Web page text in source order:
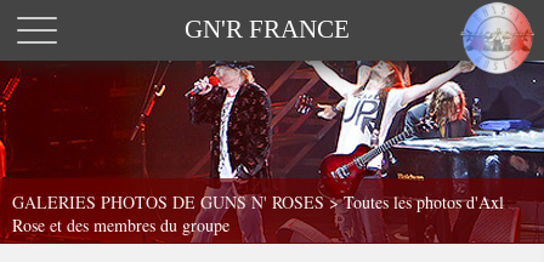
GN'R FRANCE
GALERIES PHOTOS DE GUNS N' ROSES >Toutes les photos d'Axl
Rose et des membres du groupe